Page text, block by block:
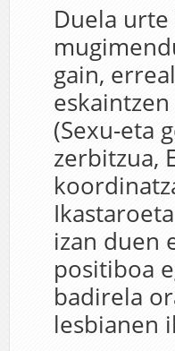
Duela
gain,
(Sexu-eta
zerbitzua,
izan duen
positiboa
badirela
lesbianen